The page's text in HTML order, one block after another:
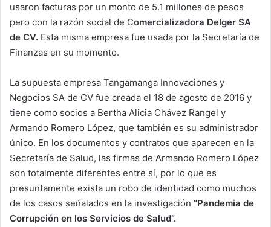
usaron facturas por un monto de 5.1 millones de pesos
pero con la razón social de Comercializadora Delger SA
de CV. Esta misma empresa fue usada por la Secretaría de
Finanzas en su momento.
La supuesta empresa Tangamanga Innovaciones y
Negocios SA de CV fue creada el 18 de agosto de 2016 y
tiene como socios a Bertha Alicia Chávez Rangel y
Armando Romero López, que también es su administrador
único. En los documentos y contratos que aparecen en la
Secretaría de Salud, las firmas de Armando Romero López
son totalmente diferentes entre sí, por lo que es
presuntamente exista un robo de identidad como muchos
de los casos señalados en la investigación “Pandemia de
Corrupción en los Servicios de Salud”.